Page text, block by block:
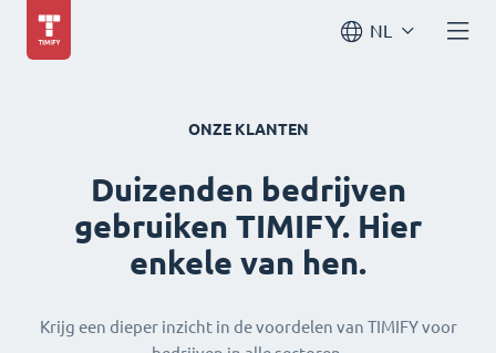
NL
ONZE KLANTEN
Duizenden bedrijven
gebruiken TIMIFY. Hier
enkele van hen.
Krijg een dieper inzicht in de voordelen van TIMIFY voor